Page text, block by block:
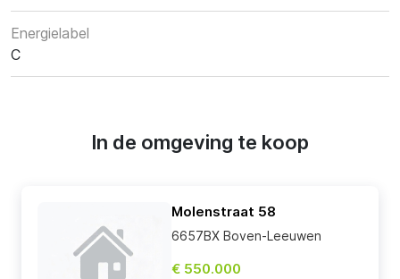
Energielabel
C
In de omgeving te koop
Molenstraat 58
6657BX Boven-Leeuwen
€ 550.000